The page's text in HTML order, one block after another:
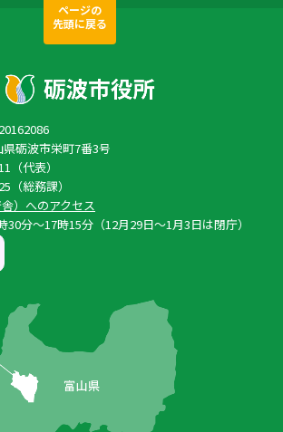
ページの
先頭に戻る
砺波市栄町7番3号
（代表）
（総務課）
）へのアクセス
30分〜17時15分（12月29日〜1月3日は閉庁）